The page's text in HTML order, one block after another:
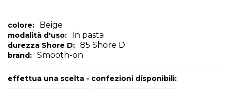
colore: Beige
modalità d'uso: In pasta
durezza Shore D: 85 Shore D
brand: Smooth-on
effettua una scelta - confezioni disponibili: